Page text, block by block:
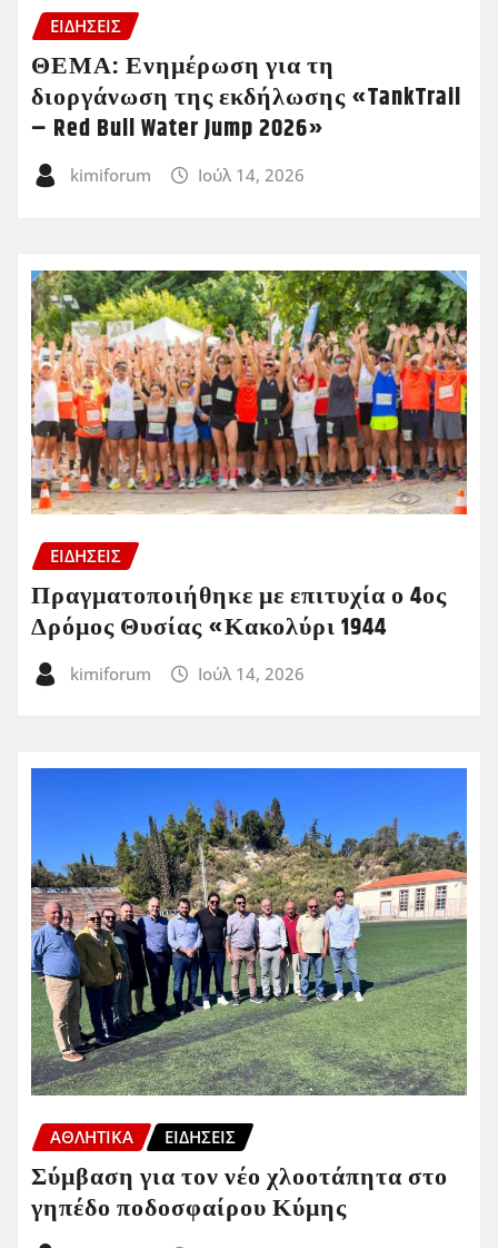
ΕΙΔΗΣΕΙΣ
ΘΕΜΑ: Ενημέρωση για τη
διοργάνωση της εκδήλωσης «TankTrail
– Red Bull Water Jump 2026»
kimiforum Ιούλ 14, 2026
ΕΙΔΗΣΕΙΣ
Πραγματοποιήθηκε με επιτυχία ο 4ος
Δρόμος Θυσίας «Κακολύρι 1944
kimiforum Ιούλ 14, 2026
ΑΘΛΗΤΙΚΑ ΕΙΔΗΣΕΙΣ
Σύμβαση για τον νέο χλοοτάπητα στο
γηπέδο ποδοσφαίρου Κύμης